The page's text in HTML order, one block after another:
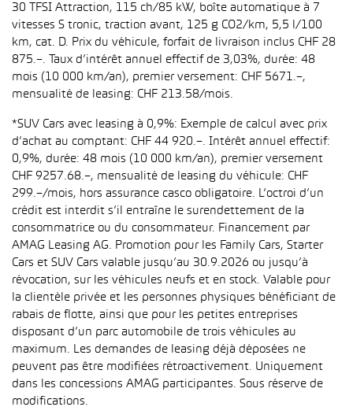
30 TFSI Attraction, 115 ch/85 kW, boîte automatique à 7
vitesses S tronic, traction avant, 125 g CO2/km, 5,5 l/100
km, cat. D. Prix du véhicule, forfait de livraison inclus CHF 28
875.–. Taux d’intérêt annuel effectif de 3,03%, durée: 48
mois (10 000 km/an), premier versement: CHF 5671.–,
mensualité de leasing: CHF 213.58/mois.
*SUV Cars avec leasing à 0,9%: Exemple de calcul avec prix
d’achat au comptant: CHF 44 920.–. Intérêt annuel effectif:
0,9%, durée: 48 mois (10 000 km/an), premier versement
CHF 9257.68.–, mensualité de leasing du véhicule: CHF
299.–/mois, hors assurance casco obligatoire. L’octroi d’un
crédit est interdit s’il entraîne le surendettement de la
consommatrice ou du consommateur. Financement par
AMAG Leasing AG. Promotion pour les Family Cars, Starter
Cars et SUV Cars valable jusqu’au 30.9.2026 ou jusqu’à
révocation, sur les véhicules neufs et en stock. Valable pour
la clientèle privée et les personnes physiques bénéficiant de
rabais de flotte, ainsi que pour les petites entreprises
disposant d’un parc automobile de trois véhicules au
maximum. Les demandes de leasing déjà déposées ne
peuvent pas être modifiées rétroactivement. Uniquement
dans les concessions AMAG participantes. Sous réserve de
modifications.